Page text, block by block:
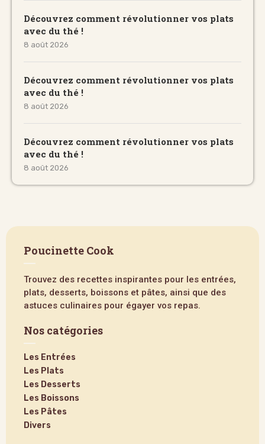
Découvrez comment révolutionner vos plats
avec du thé !
8 août 2026
Découvrez comment révolutionner vos plats
avec du thé !
8 août 2026
Découvrez comment révolutionner vos plats
avec du thé !
8 août 2026
Poucinette Cook
Trouvez des recettes inspirantes pour les entrées,
plats, desserts, boissons et pâtes, ainsi que des
astuces culinaires pour égayer vos repas.
Nos catégories
Les Entrées
Les Plats
Les Desserts
Les Boissons
Les Pâtes
Divers